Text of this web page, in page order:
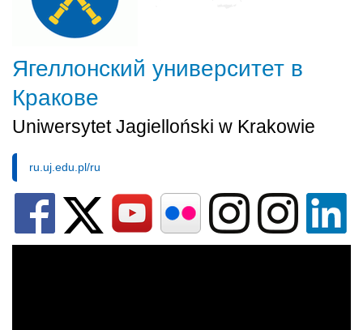
Ягеллонский университет в
Кракове
Uniwersytet Jagielloński w Krakowie
ru.uj.edu.pl/ru